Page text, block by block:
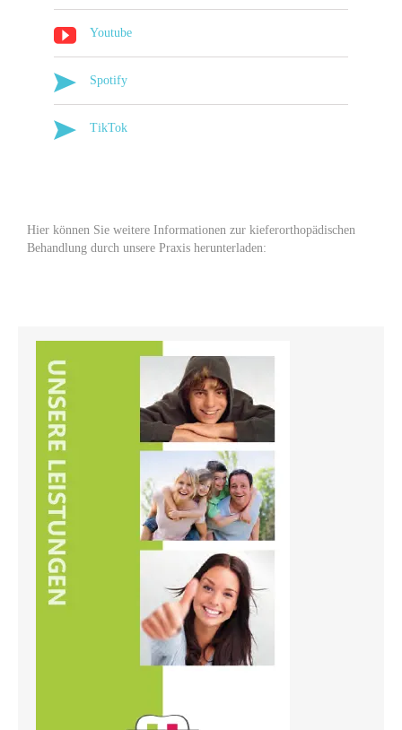
 Youtube
 Spotify
 TikTok
Hier können Sie weitere Informationen zur kieferorthopädischen
Behandlung durch unsere Praxis herunterladen: